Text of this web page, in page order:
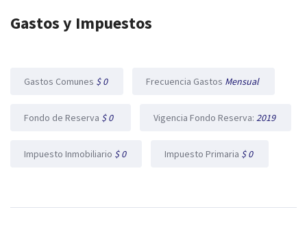
Gastos y Impuestos
Gastos Comunes $ 0 Frecuencia Gastos Mensual
Fondo de Reserva $ 0 Vigencia Fondo Reserva: 2019
Impuesto Inmobiliario $ 0 Impuesto Primaria $ 0